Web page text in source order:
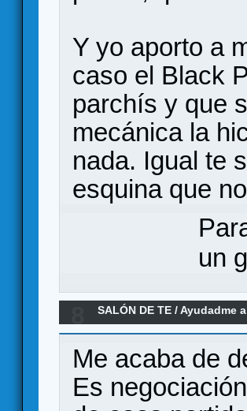
Y yo aporto a
caso el Black
parchís y que
mecánica la
nada. Igual te
esquina que
un
SALÓN DE TE /Ayudadme
de negociación
Me acaba de
Es